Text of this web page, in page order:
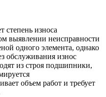
степень износа
выявлении неисправности
одного элемента, однако
обслуживания износ
из строя подшипники,
объем работ и требует